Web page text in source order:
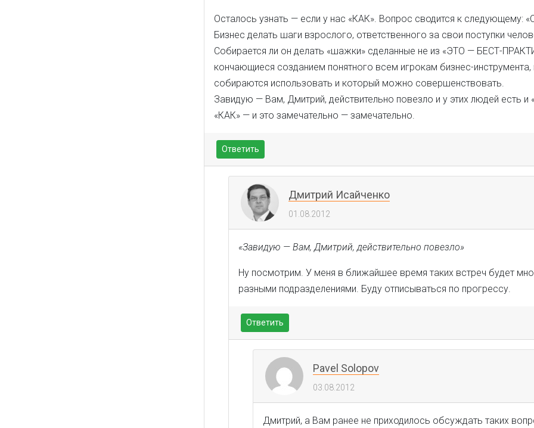
Осталось узнать — если у нас «КАК». Вопрос сводится к следующему:
Бизнес делать шаги взрослого, ответственного за свои поступки
Собирается ли он делать «шажки» сделанные не из «ЭТО — БЕСТ-
кончающиеся созданием понятного всем игрокам бизнес-инструмента,
собираются использовать и который можно совершенствовать.
Завидую — Вам, Дмитрий, действительно повезло и у этих людей есть и
«КАК» — и это замечательно — замечательно.
Ответить
Дмитрий Исайченко
01.08.2012
«Завидую — Вам, Дмитрий, действительно повезло»
Ну посмотрим. У меня в ближайшее время таких встреч будет
разными подразделениями. Буду отписываться по прогрессу.
Ответить
Pavel Solopov
03.08.2012
Дмитрий, а Вам ранее не приходилось обсуждать таких